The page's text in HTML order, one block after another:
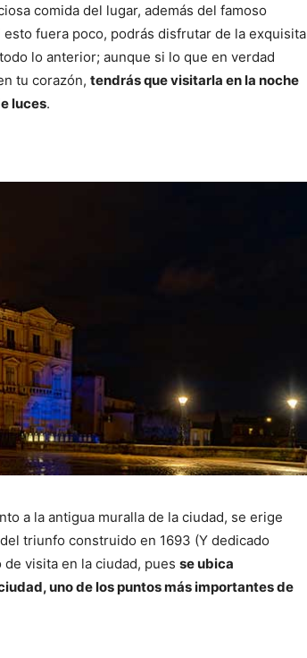
comida del lugar, además del famoso
esto fuera poco, podrás disfrutar de la exquisita
lo anterior; aunque si lo que en verdad
tu corazón, tendrás que visitarla en la noche
luces.
a la antigua muralla de la ciudad, se erige
triunfo construido en 1693 (Y dedicado
visita en la ciudad, pues se ubica
uno de los puntos más importantes de